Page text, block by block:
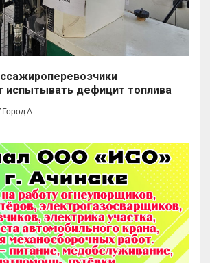
испытывать дефицит топлива
Город А